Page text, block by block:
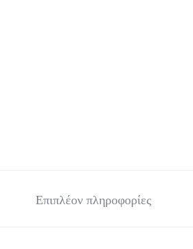
Επιπλέον πληροφορίες